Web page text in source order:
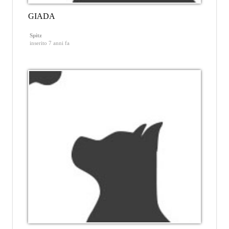
GIADA
Spitz
inserito 7 anni fa